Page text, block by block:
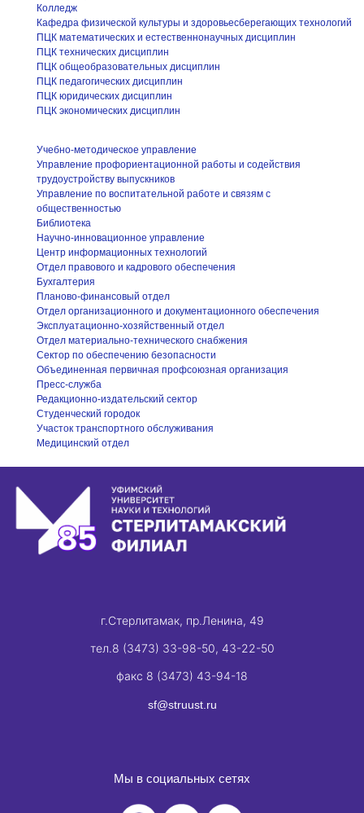
Колледж
Кафедра физической культуры и здоровьесберегающих технологий
ПЦК математических и естественнонаучных дисциплин
ПЦК технических дисциплин
ПЦК общеобразовательных дисциплин
ПЦК педагогических дисциплин
ПЦК юридических дисциплин
ПЦК экономических дисциплин
Учебно-методическое управление
Управление профориентационной работы и содействия
трудоустройству выпускников
Управление по воспитательной работе и связям с
общественностью
Библиотека
Научно-инновационное управление
Центр информационных технологий
Отдел правового и кадрового обеспечения
Бухгалтерия
Планово-финансовый отдел
Отдел организационного и документационного обеспечения
Эксплуатационно-хозяйственный отдел
Отдел материально-технического снабжения
Сектор по обеспечению безопасности
Объединенная первичная профсоюзная организация
Пресс-служба
Редакционно-издательский сектор
Студенческий городок
Участок транспортного обслуживания
Медицинский отдел
г.Стерлитамак, пр.Ленина, 49
тел.8 (3473) 33-98-50, 43-22-50
факс 8 (3473) 43-94-18
sf@struust.ru
Мы в социальных сетях